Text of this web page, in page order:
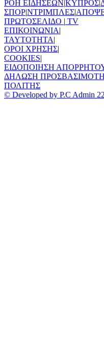
ΡΟΗ ΕΙΔΗΣΕΩΝ|ΚΥΠΡΟΣ|
ΣΠΟΡ|ΝΤΡΙΜΠΛΕΣ|
ΠΡΩΤΟΣΕΛΙΔΟ | TV
ΕΠΙΚΟΙΝΩΝΙΑ|
TAYTOTHTA|
ΟΡΟΙ ΧΡΗΣΗΣ|
COOKIES|
ΕΙΔΟΠΟΙΗΣΗ
ΔΗΛΩΣΗ
ΠΟΛΙΤΗΣ
© Developed by P.C Admin